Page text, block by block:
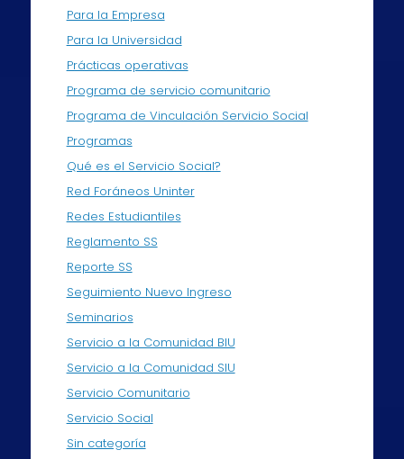
Para la Empresa
Para la Universidad
Prácticas operativas
Programa de servicio comunitario
Programa de Vinculación Servicio Social
Programas
Qué es el Servicio Social?
Red Foráneos Uninter
Redes Estudiantiles
Reglamento SS
Reporte SS
Seguimiento Nuevo Ingreso
Seminarios
Servicio a la Comunidad BIU
Servicio a la Comunidad SIU
Servicio Comunitario
Servicio Social
Sin categoría